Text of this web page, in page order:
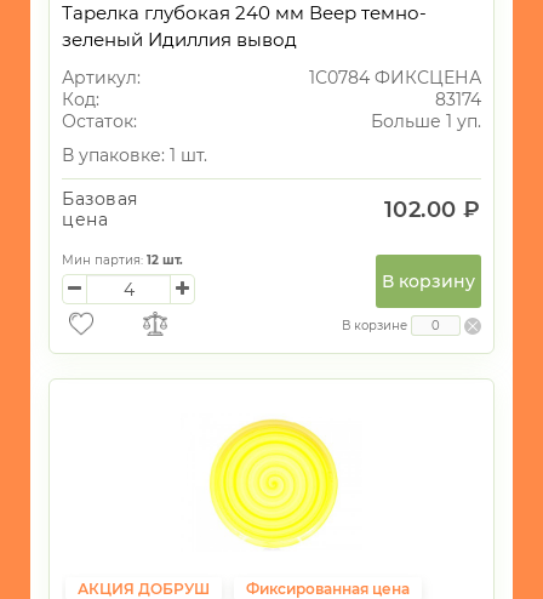
Тарелка глубокая 240 мм Веер темно-
зеленый Идиллия вывод
Артикул:
1С0784 ФИКСЦЕНА
Код:
83174
Остаток:
Больше 1 уп.
В упаковке: 1 шт.
Базовая
цена
102.00 ₽
Мин партия: 12 шт.
В корзину
В корзине
АКЦИЯ ДОБРУШ Фиксированная цена